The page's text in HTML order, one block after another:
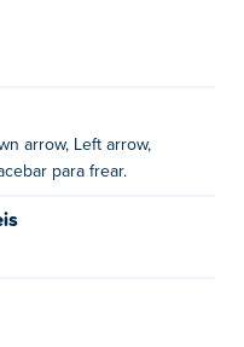
necessidade de
pela Brain Software.
arrow, Left arrow,
para frear.